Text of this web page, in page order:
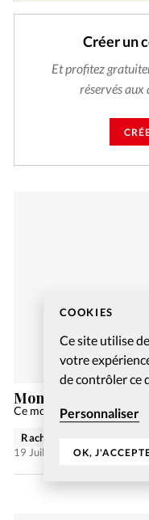
COOKIES
Ce site utilise
votre
de contrôler ce
Personnaliser
OK,
Créer un
Et profitez
réservés aux
Mon témoignage en
Ce mois-ci, Saraswati
Rachel Gamper
19 Juil 2023